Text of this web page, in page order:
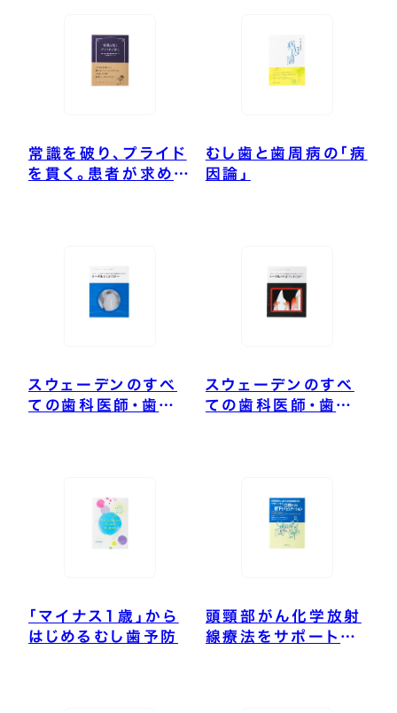
常識を破り、プライド
を貫く。患者が求める
むし歯と歯周病の「病
因論」
スウェーデンのすべ
ての歯科医師・歯科
スウェーデンのすべ
ての歯科医師・歯科
「マイナス1歳」から
はじめるむし歯予防
頭頸部がん化学放射
線療法をサポートす